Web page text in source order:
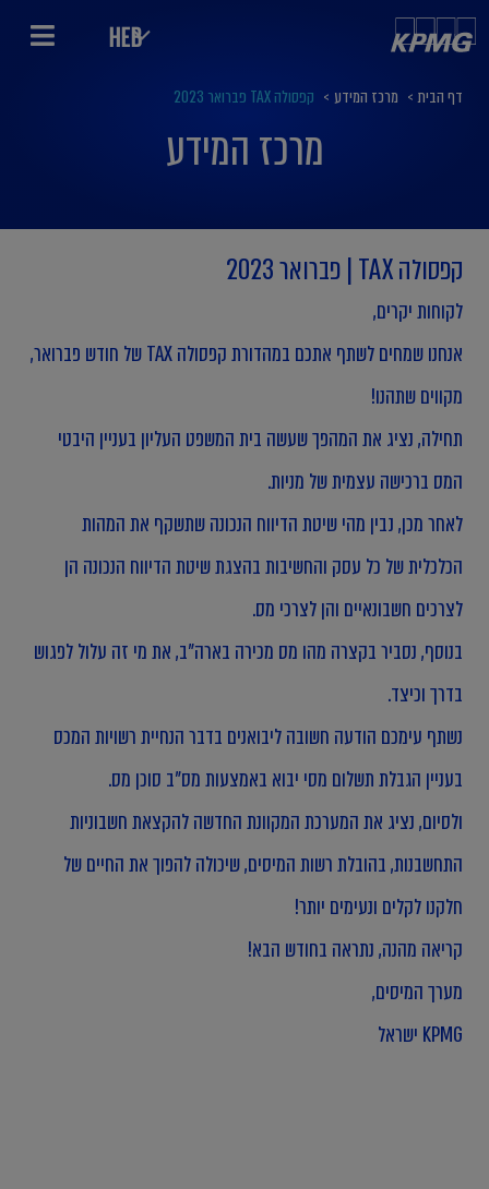
HEB
דף הבית > מרכז המידע > קפסולה TAX פברואר 2023
מרכז המידע
קפסולה TAX | פברואר 2023
לקוחות יקרים,
אנחנו שמחים לשתף אתכם במהדורת קפסולה TAX של חודש פברואר,
מקווים שתהנו!
תחילה, נציג את המהפך שעשה בית המשפט העליון בעניין היבטי
המס ברכישה עצמית של מניות.
לאחר מכן, נבין מהי שיטת הדיווח הנכונה שתשקף את המהות
הכלכלית של כל עסק והחשיבות בהצגת שיטת הדיווח הנכונה הן
לצרכים חשבונאיים והן לצרכי מס.
בנוסף, נסביר בקצרה מהו מס מכירה בארה"ב, את מי זה עלול לפגוש
בדרך וכיצד.
נשתף עימכם הודעה חשובה ליבואנים בדבר הנחיית רשויות המכס
בעניין הגבלת תשלום מסי יבוא באמצעות מס"ב סוכן מס.
ולסיום, נציג את המערכת המקוונת החדשה להקצאת חשבוניות
התחשבנות, בהובלת רשות המיסים, שיכולה להפוך את החיים של
חלקנו לקלים ונעימים יותר!
קריאה מהנה, נתראה בחודש הבא!
מערך המיסים,
KPMG ישראל